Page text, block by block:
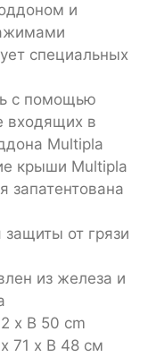
и
специальных
с помощью
входящих в
Multipla
крыши Multipla
запатентована
от грязи
из железа и
x В 50 cm
71 x В 48 см